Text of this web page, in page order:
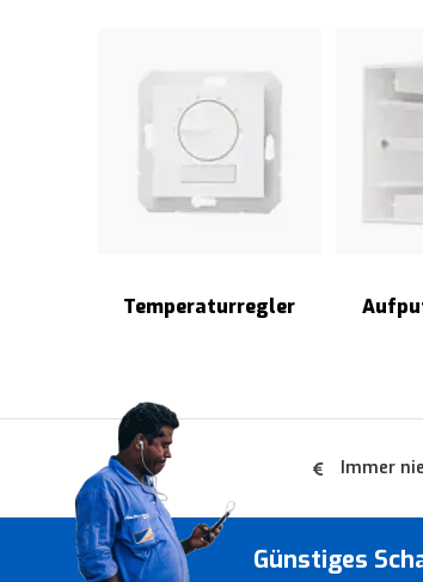
Temperaturregler
Immer
Günstiges